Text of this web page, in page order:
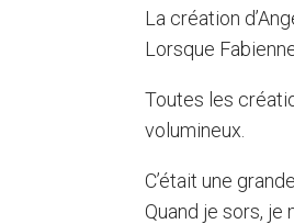
La création
Lorsque
Toutes les
volumineux.
C’était une
Quand je sors,